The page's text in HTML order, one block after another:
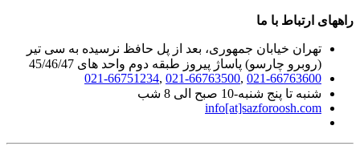
راههای ارتباط با ما
تهران خیابان جمهوری، بعد از پل حافظ نرسیده به سی تیر
(روبرو چارسو) پاساژ پیروز طبقه دوم واحد های 45/46/47
021-66763600
,
021-66763500
,
021-66751234
شنبه تا پنج شنبه-10 صبح الی 8 شب
info[at]sazforoosh.com